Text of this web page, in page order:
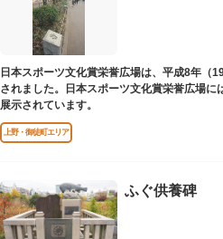
日本スポーツ文化賞栄誉広場は、平成8年（
されました。日本スポーツ文化賞栄誉広場に
展示されています。
上野・御徒町エリア
ふぐ供養碑